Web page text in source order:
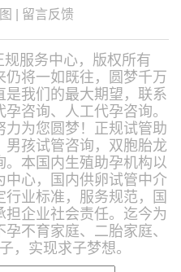
留言反馈
服务中心，版权所有
将一如既往，圆梦千万
是我们的最大期望，联系
咨询、人工代孕咨询。
力为您圆梦！正规试管助
男孩试管咨询，双胞胎龙
。本国内生殖助孕机构以
心，国内供卵试管中介
业标准，服务规范，国
担企业社会责任。迄今为
不育家庭、二胎家庭、
，实现求子梦想。